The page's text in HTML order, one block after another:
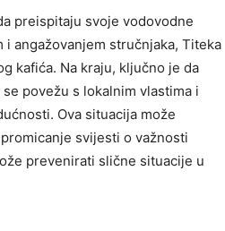
preispitaju svoje vodovodne
angažovanjem stručnjaka, Titeka
kafića. Na kraju, ključno je da
povežu s lokalnim vlastima i
Ova situacija može
svijesti o važnosti
prevenirati slične situacije u